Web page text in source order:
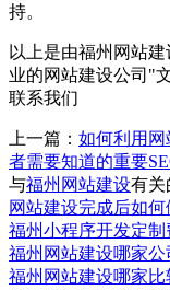
持。
以上是由福州网站
业的网站建设公司"
联系我们
上一篇： 如何利用网
者需要知道的重要
与福州网站建设有关
网站建设完成后如
福州小程序开发定制
福州网站建设哪家公
福州网站建设哪家比